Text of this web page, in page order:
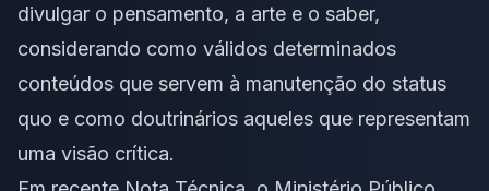
divulgar o pensamento, a arte e o saber,
considerando como válidos determinados
conteúdos que servem à manutenção do status
quo e como doutrinários aqueles que representam
uma visão crítica.